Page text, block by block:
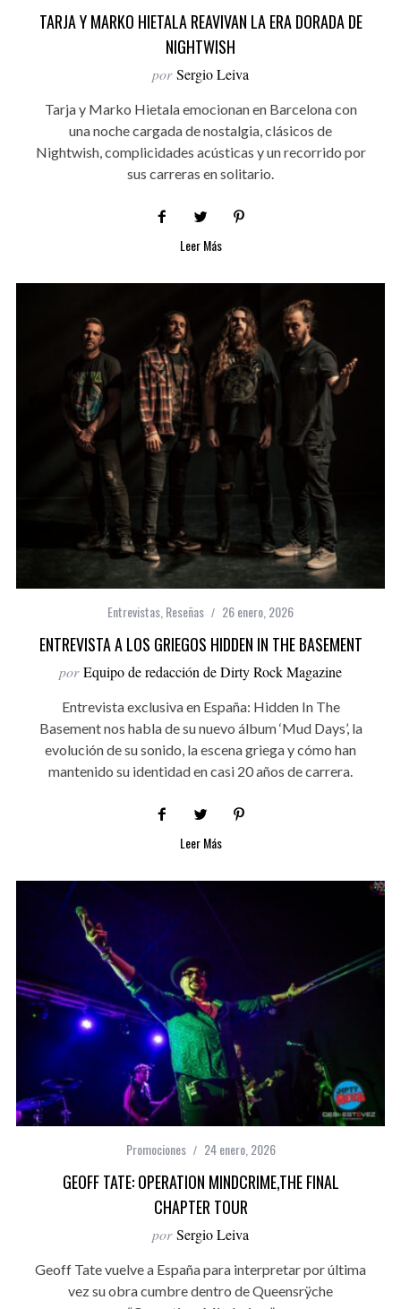
TARJA Y MARKO HIETALA REAVIVAN LA ERA DORADA DE
NIGHTWISH
por Sergio Leiva
Tarja y Marko Hietala emocionan en Barcelona con
una noche cargada de nostalgia, clásicos de
Nightwish, complicidades acústicas y un recorrido por
sus carreras en solitario.
Leer Más
Entrevistas Reseñas 26 enero, 2026
ENTREVISTA A LOS GRIEGOS HIDDEN IN THE BASEMENT
por Equipo de redacción de Dirty Rock Magazine
Entrevista exclusiva en España: Hidden In The
Basement nos habla de su nuevo álbum ‘Mud Days’, la
evolución de su sonido, la escena griega y cómo han
mantenido su identidad en casi 20 años de carrera.
Leer Más
Promociones 24 enero, 2026
GEOFF TATE: OPERATION MINDCRIME,THE FINAL
CHAPTER TOUR
por Sergio Leiva
Geoff Tate vuelve a España para interpretar por última
vez su obra cumbre dentro de Queensrÿche